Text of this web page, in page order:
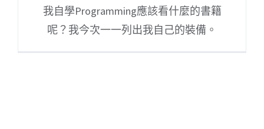
我自學Programming應該看什麼的書籍
呢？我今次一一列出我自己的裝備。